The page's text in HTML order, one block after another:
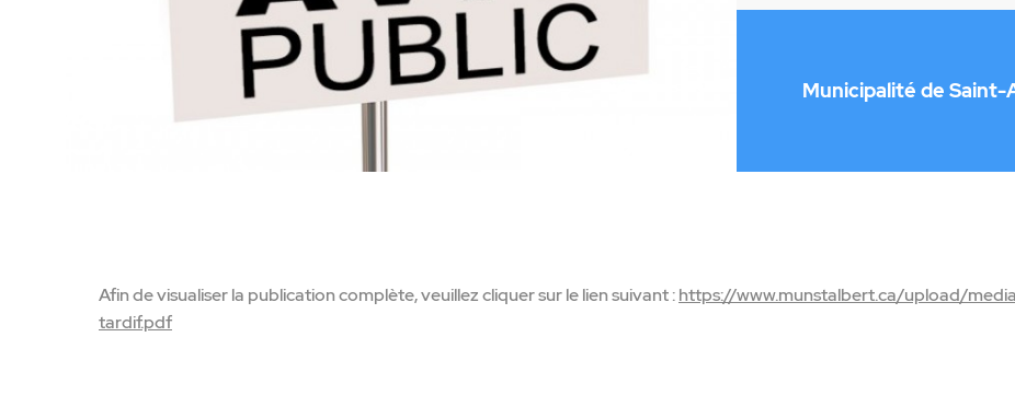
Municipalité de Saint-
Afin de visualiser la publication complète, veuillez cliquer sur le lien suivant :https://www.munstalbert.ca/upload/
tardif.pdf